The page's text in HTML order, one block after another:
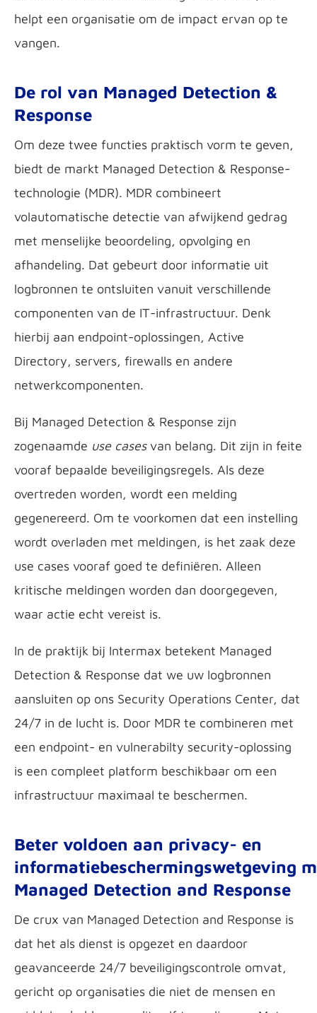
helpt een organisatie om de impact ervan op te
vangen.
De rol van Managed Detection &
Response
Om deze twee functies praktisch vorm te geven,
biedt de markt Managed Detection & Response-
technologie (MDR). MDR combineert
volautomatische detectie van afwijkend gedrag
met menselijke beoordeling, opvolging en
afhandeling. Dat gebeurt door informatie uit
logbronnen te ontsluiten vanuit verschillende
componenten van de IT-infrastructuur. Denk
hierbij aan endpoint-oplossingen, Active
Directory, servers, firewalls en andere
netwerkcomponenten.
Bij Managed Detection & Response zijn
zogenaamde use casesvan belang. Dit zijn in feite
vooraf bepaalde beveiligingsregels. Als deze
overtreden worden, wordt een melding
gegenereerd. Om te voorkomen dat een instelling
wordt overladen met meldingen, is het zaak deze
use cases vooraf goed te definiëren. Alleen
kritische meldingen worden dan doorgegeven,
waar actie echt vereist is.
In de praktijk bij Intermax betekent Managed
Detection & Response dat we uw logbronnen
aansluiten op ons Security Operations Center, dat
24/7 in de lucht is. Door MDR te combineren met
een endpoint- en vulnerabilty security-oplossing
is een compleet platform beschikbaar om een
infrastructuur maximaal te beschermen.
Beter voldoen aan privacy- en
informatiebeschermingswetgeving
Managed Detection and Response
De crux van Managed Detection and Response is
dat het als dienst is opgezet en daardoor
geavanceerde 24/7 beveiligingscontrole omvat,
gericht op organisaties die niet de mensen en